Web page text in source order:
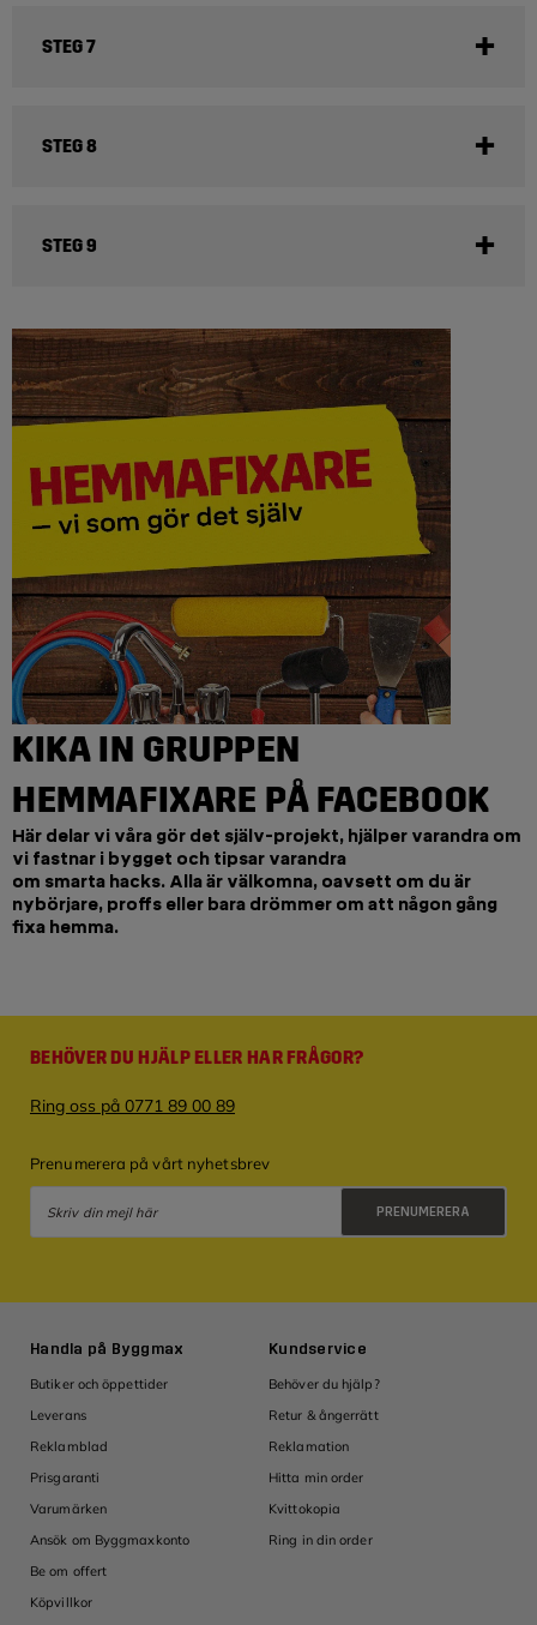
STEG 7
STEG 8
STEG 9
KIKA IN GRUPPEN
HEMMAFIXARE PÅ FACEBOOK
Här delar vi våra gör det själv-projekt, hjälper varandra om
vi fastnar i bygget och tipsar varandra
om smarta hacks. Alla är välkomna, oavsett om du är
nybörjare, proffs eller bara drömmer om att någon gång
fixa hemma.
BEHÖVER DU HJÄLP ELLER HAR FRÅGOR?
Ring oss på 0771 89 00 89
Prenumerera på vårt nyhetsbrev
PRENUMERERA
Handla på Byggmax
Butiker och öppettider
Leverans
Reklamblad
Prisgaranti
Varumärken
Ansök om Byggmaxkonto
Be om offert
Köpvillkor
Kundservice
Behöver du hjälp?
Retur & ångerrätt
Reklamation
Hitta min order
Kvittokopia
Ring in din order